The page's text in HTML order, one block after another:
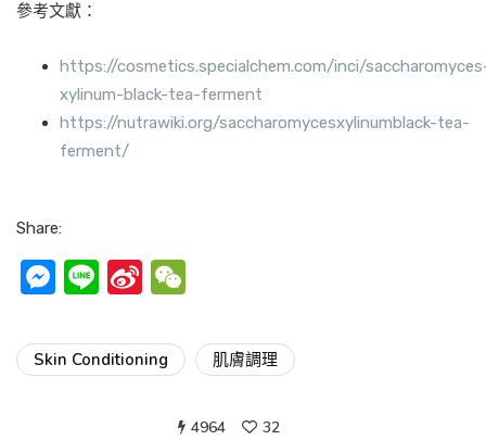
參考文獻：
https://cosmetics.specialchem.com/inci/
xylinum-black-tea-ferment
https://nutrawiki.org/saccharomycesxylinumblack-tea-
ferment/
Share:
Messenger
LineSina
Skin Conditioning 肌膚調理
4964 32